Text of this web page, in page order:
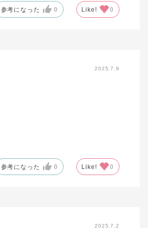
参考になった 0 Like! 0
2025.7.9
参考になった 0 Like! 0
2025.7.2